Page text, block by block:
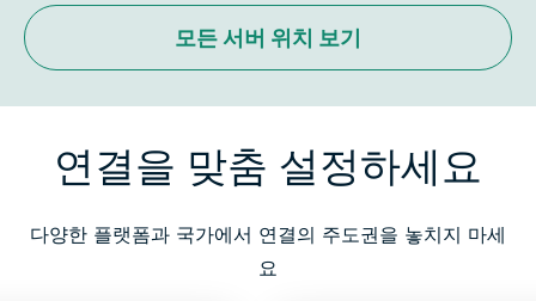
모든 서버 위치 보기
연결을 맞춤 설정하세요
다양한 플랫폼과 국가에서 연결의 주도권을 놓치지 마세
요